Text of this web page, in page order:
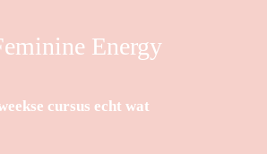
Energy
cursus echt wat